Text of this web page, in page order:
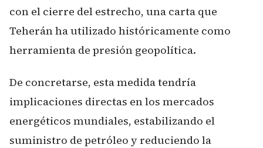
con el cierre del estrecho, una carta que
Teherán ha utilizado históricamente como
herramienta de presión geopolítica.
De concretarse, esta medida tendría
implicaciones directas en los mercados
energéticos mundiales, estabilizando el
suministro de petróleo y reduciendo la